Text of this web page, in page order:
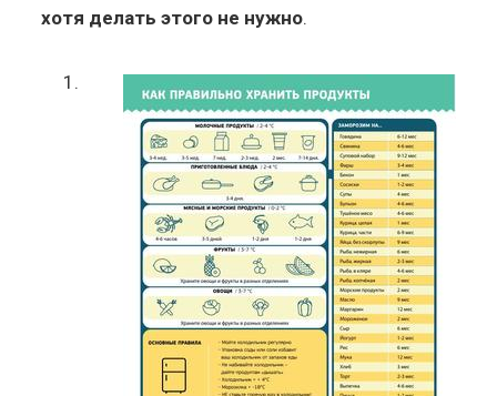
хотя делать этого не нужно.